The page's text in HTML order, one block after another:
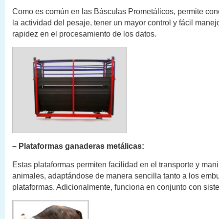
Como es común en las Básculas Prometálicos, permite
la actividad del pesaje, tener un mayor control y fácil
rapidez en el procesamiento de los datos.
– Plataformas ganaderas metálicas:
Estas plataformas permiten facilidad en el transporte y
animales, adaptándose de manera sencilla tanto a los
plataformas. Adicionalmente, funciona en conjunto con